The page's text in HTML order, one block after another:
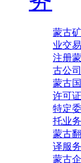
蒙古矿
业交易
注册蒙
古公司
蒙古国
许可证
特定委
托业务
蒙古翻
译服务
蒙古企